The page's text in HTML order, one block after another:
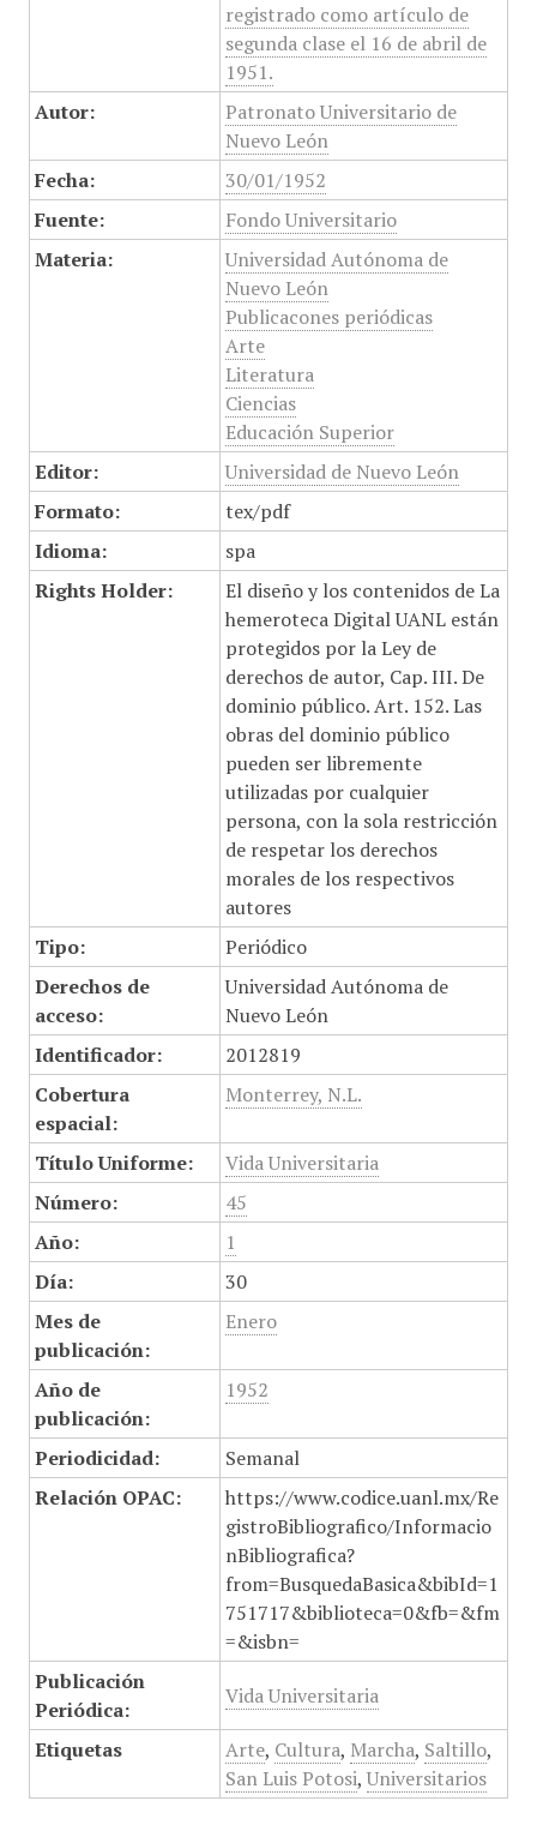
registrado como artículo de
segunda clase el 16 de abril de
1951.
Autor:
Patronato Universitario de
Nuevo León
Fecha:
30/01/1952
Fuente:
Fondo Universitario
Materia:
Universidad Autónoma de
Nuevo León
Publicacones periódicas
Arte
Literatura
Ciencias
Educación Superior
Editor:
Universidad de Nuevo León
Formato:
tex/pdf
Idioma:
spa
Rights Holder:
El diseño y los contenidos de La
hemeroteca Digital UANL están
protegidos por la Ley de
derechos de autor, Cap. III. De
dominio público. Art. 152. Las
obras del dominio público
pueden ser libremente
utilizadas por cualquier
persona, con la sola restricción
de respetar los derechos
morales de los respectivos
autores
Tipo:
Periódico
Derechos de
acceso:
Universidad Autónoma de
Nuevo León
Identificador:
2012819
Cobertura
espacial:
Monterrey, N.L.
Título Uniforme:
Vida Universitaria
Número:
45
Año:
1
Día:
30
Mes de
publicación:
Enero
Año de
publicación:
1952
Periodicidad:
Semanal
Relación OPAC:
https://www.codice.uanl.mx/Re
gistroBibliografico/Informacio
nBibliografica?
from=BusquedaBasica&bibId=1
751717&biblioteca=0&fb=&fm
=&isbn=
Publicación
Periódica:
Vida Universitaria
Etiquetas Arte, Cultura, Marcha, Saltillo,
San Luis Potosi, Universitarios